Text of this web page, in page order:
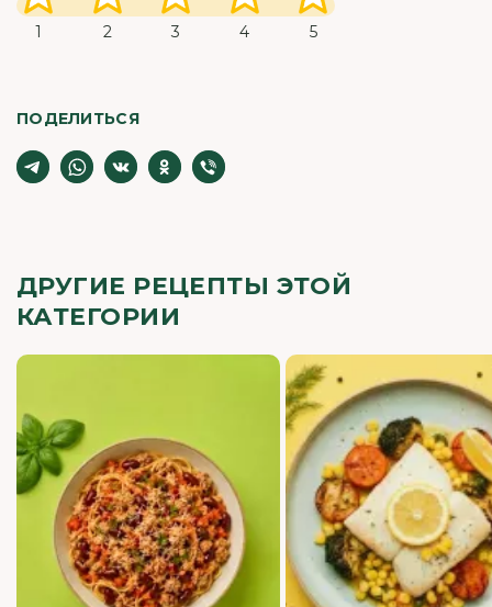
1 2 3 4 5
ПОДЕЛИТЬСЯ
ДРУГИЕ РЕЦЕПТЫ ЭТОЙ
КАТЕГОРИИ